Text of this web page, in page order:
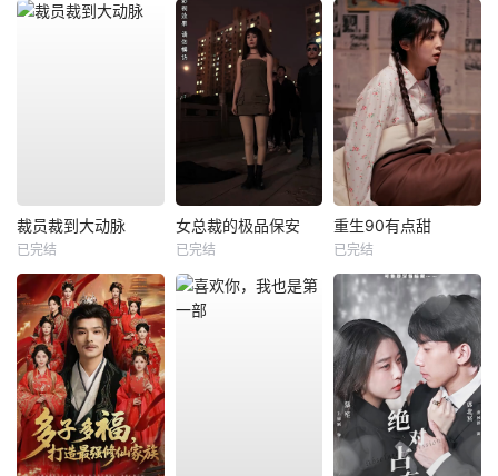
裁员裁到大动脉
已完结
女总裁的极品保安
已完结
重生90有点甜
已完结